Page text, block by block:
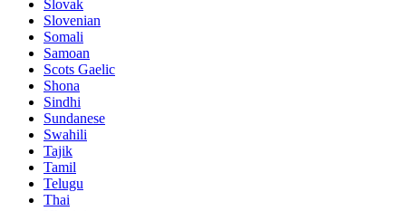
Slovak
Slovenian
Somali
Samoan
Scots Gaelic
Shona
Sindhi
Sundanese
Swahili
Tajik
Tamil
Telugu
Thai